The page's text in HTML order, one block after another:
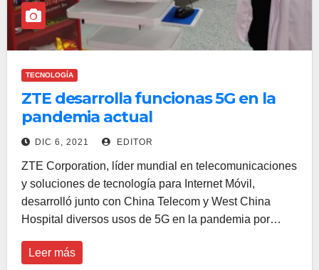
TECNOLOGÍA
ZTE desarrolla funcionas 5G en la
pandemia actual
DIC 6, 2021 EDITOR
ZTE Corporation, líder mundial en telecomunicaciones
y soluciones de tecnología para Internet Móvil,
desarrolló junto con China Telecom y West China
Hospital diversos usos de 5G en la pandemia por…
Leer más